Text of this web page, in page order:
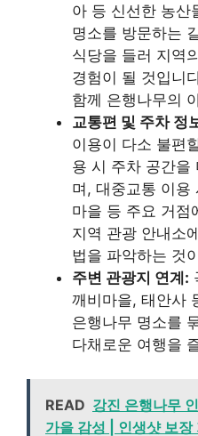
아 등 신선한 농산
명소를 방문하는
식당을 들러 지역
경험이 될 것입니
함께 은행나무의
교통편 및 주차 정
이용이 다소 불편
용 시 주차 공간을
며, 대중교통 이용
마을 등 주요 거점
지역 관광 안내소
법을 파악하는 것
주변 관광지 연계:
깨비마을, 태안사
은행나무 명소를
다채로운 여행을
READ 강진 은행나무
가을 감성 | 인생샷 보장